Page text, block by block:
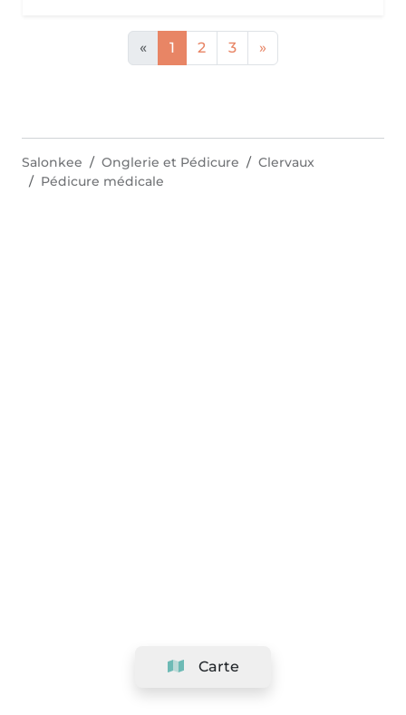
« 1 2 3 »
Carte
Salonkee Onglerie et Pédicure
Clervaux
Pédicure médicale